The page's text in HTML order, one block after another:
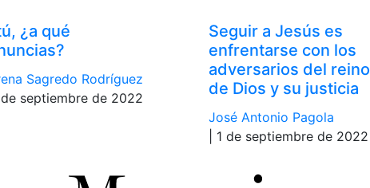
¿a qué
Sagredo Rodríguez
de septiembre de 2022
Seguir a Jesús es
enfrentarse con los
adversarios del reino
de Dios y su justicia
José Antonio Pagola
| 1 de septiembre de 2022